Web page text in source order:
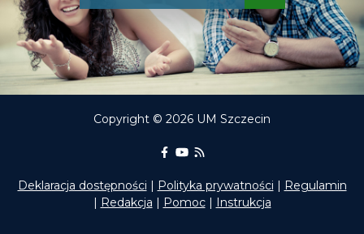
Copyright © 2026 UM Szczecin
Portal Edukacyjny na Facebooku
kanał Youtube Portalu
Deklaracja dostępności | Polityka prywatności | Regulamin
| Redakcja | Pomoc| Instrukcja